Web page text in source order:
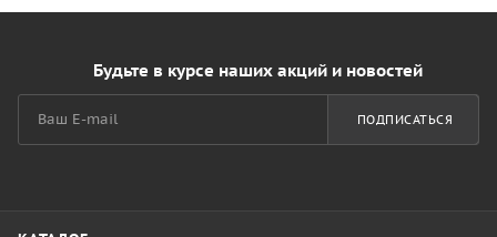
Будьте в курсе наших акций и новостей
ПОДПИСАТЬСЯ